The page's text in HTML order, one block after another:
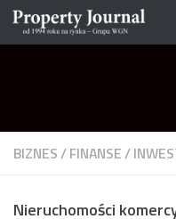
Skip to content
BIZNES/FINANSE/
Nieruchomości